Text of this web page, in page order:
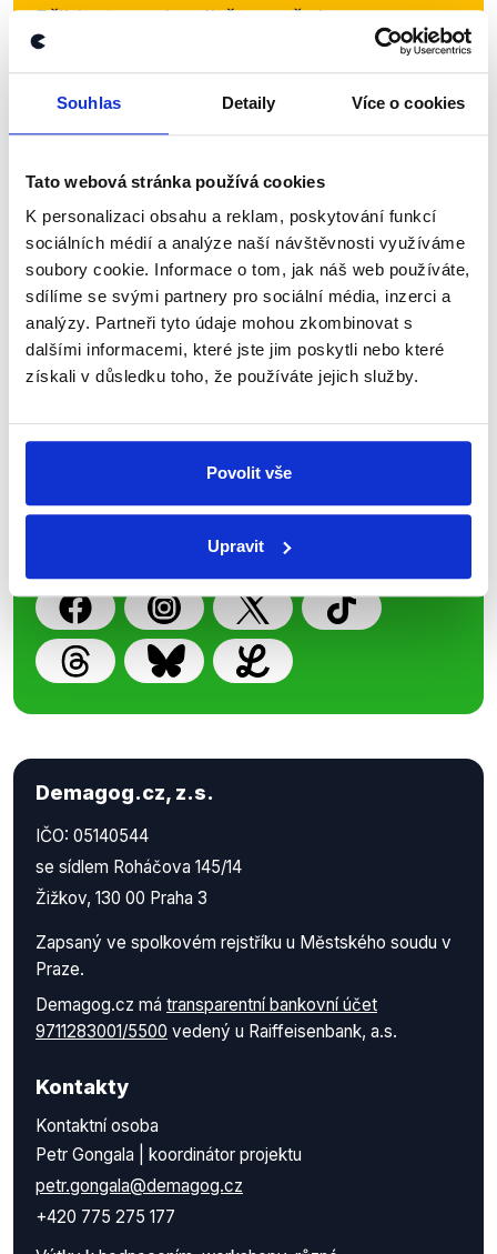
Souhlas Detaily Více o cookies
Tato webová stránka používá cookies
K personalizaci obsahu a reklam, poskytování funkcí
sociálních médií a analýze naší návštěvnosti využíváme
soubory cookie. Informace o tom, jak náš web používáte,
sdílíme se svými partnery pro sociální média, inzerci a
analýzy. Partneři tyto údaje mohou zkombinovat s
dalšími informacemi, které jste jim poskytli nebo které
získali v důsledku toho, že používáte jejich služby.
Povolit vše
Upravit
Přihlaste se k odběru našeho
newsletteru nebo
whatsappového
shrnutí nejzajímavějších článků a analýz.
přehled o tom, jaké dezinformace a
nepravdy se zrovna v Česku šíří.
Newsletter WhatsApp
Nenechte si ujít nejnovější události
z Demagog.cz. Sdílením našich
příspěvků přátelům podpoříte naši
Demagog.cz, z.s.
IČO: 05140544
se sídlem Roháčova 145/14
Žižkov, 130 00 Praha 3
Zapsaný ve spolkovém rejstříku u Městského soudu v
Praze.
Demagog.cz má transparentní bankovní účet
9711283001/5500 vedený u Raiffeisenbank, a.s.
Kontakty
Kontaktní osoba
Petr Gongala | koordinátor projektu
petr.gongala@demagog.cz
+420 775 275 177